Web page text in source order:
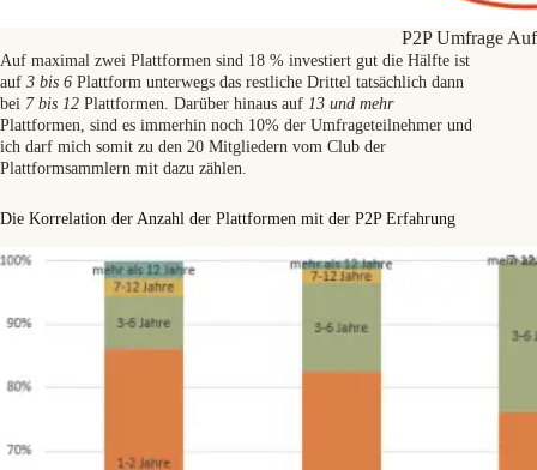
P2P Umfrage
Auf maximal zwei Plattformen sind 18 % investiert gut die Hälfte ist
auf 3 bis 6 Plattform unterwegs das restliche Drittel tatsächlich dann
bei 7 bis 12 Plattformen. Darüber hinaus auf 13 und mehr
Plattformen, sind es immerhin noch 10% der Umfrageteilnehmer und
ich darf mich somit zu den 20 Mitgliedern vom Club der
Plattformsammlern mit dazu zählen.
Die Korrelation der Anzahl der Plattformen mit der P2P Erfahrung